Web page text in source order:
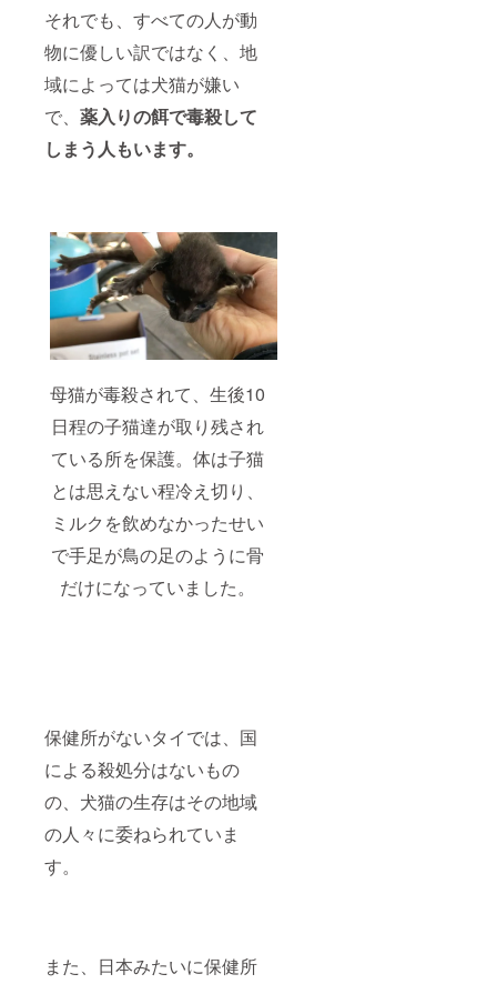
それでも、すべての人が動
物に優しい訳ではなく、地
域によっては犬猫が嫌い
で、 薬入りの餌で毒殺して
しまう人もいます。
母猫が毒殺されて、生後10
日程の子猫達が取り残され
ている所を保護。体は子猫
とは思えない程冷え切り、
ミルクを飲めなかったせい
で手足が鳥の足のように骨
だけになっていました。
保健所がないタイでは、国
による殺処分はないもの
の、犬猫の生存はその地域
の人々に委ねられていま
す。
また、日本みたいに保健所